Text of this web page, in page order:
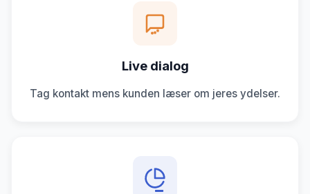
Live dialog
Tag kontakt mens kunden læser om jeres ydelser.